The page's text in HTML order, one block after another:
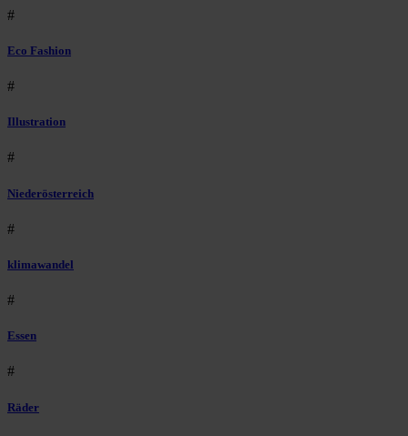
#
Eco Fashion
#
Illustration
#
Niederösterreich
#
klimawandel
#
Essen
#
Räder